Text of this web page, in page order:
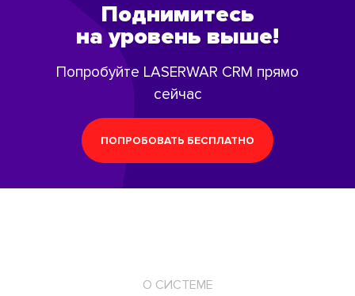
Поднимитесь
на уровень выше!
Попробуйте LASERWAR CRM прямо
сейчас
ПОПРОБОВАТЬ БЕСПЛАТНО
О СИСТЕМЕ